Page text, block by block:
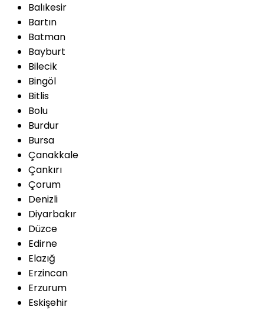
Balıkesir
Bartın
Batman
Bayburt
Bilecik
Bingöl
Bitlis
Bolu
Burdur
Bursa
Çanakkale
Çankırı
Çorum
Denizli
Diyarbakır
Düzce
Edirne
Elazığ
Erzincan
Erzurum
Eskişehir